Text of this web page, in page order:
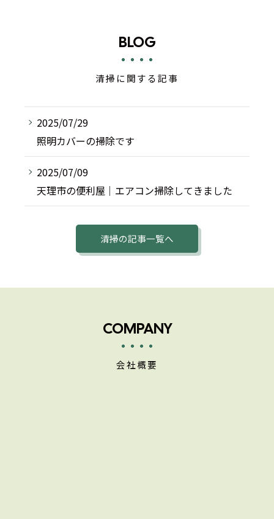
BLOG
清掃に関する記事
2025/07/29
照明カバーの掃除です
2025/07/09
天理市の便利屋｜エアコン掃除してきました
清掃の記事一覧へ
会社概要
COMPANY